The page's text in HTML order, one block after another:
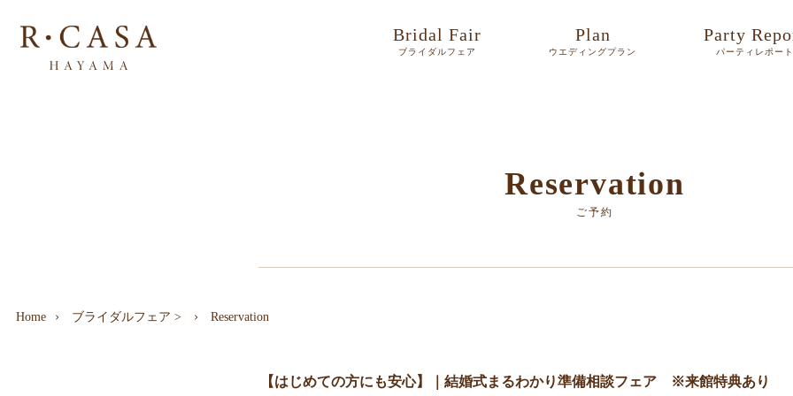
Bridal Fair
ブライダルフェア
Plan
ウエディングプラン
Party
パーティレポート
Reservation
ご予約
Home ブライダルフェア > Reservation